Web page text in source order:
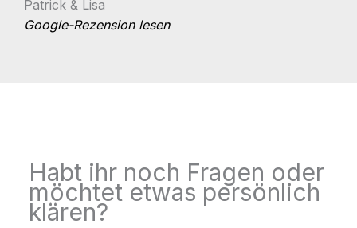
Patrick & Lisa
Google-Rezension lesen
Habt ihr noch Fragen oder
möchtet etwas persönlich
klären?